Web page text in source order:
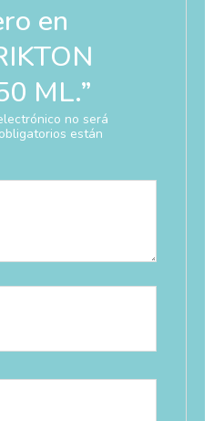
en
ML.”
no será
están